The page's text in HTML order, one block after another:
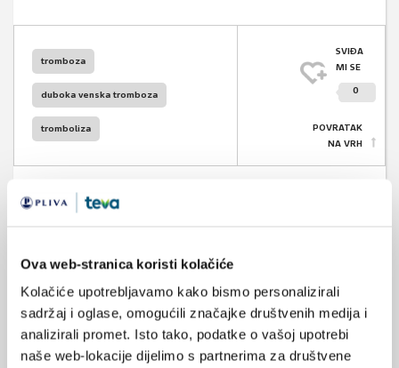
Ova web-stranica koristi kolačiće
Kolačiće upotrebljavamo kako bismo personalizirali
sadržaj i oglase, omogućili značajke društvenih medija i
analizirali promet. Isto tako, podatke o vašoj upotrebi
naše web-lokacije dijelimo s partnerima za društvene
tromboza
duboka venska tromboza
tromboliza
SVIĐA
MI SE
0
POVRATAK
NA VRH
VEZANI SADRŽAJ
01.09.2024.
Ultrazvuk vena u dijagnostici tromboze
26.09.2020.